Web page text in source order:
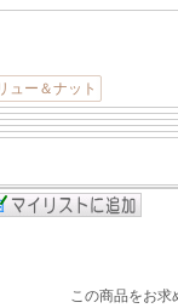
ュー＆ナット
この商品をお求